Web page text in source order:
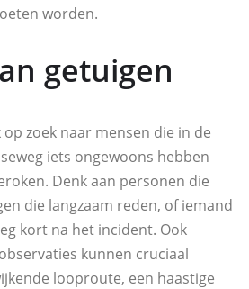
worden.
getuigen
zoek naar mensen die in de
iets ongewoons hebben
Denk aan personen die
die langzaam reden, of iemand
kort na het incident. Ook
kunnen cruciaal
looproute, een haastige